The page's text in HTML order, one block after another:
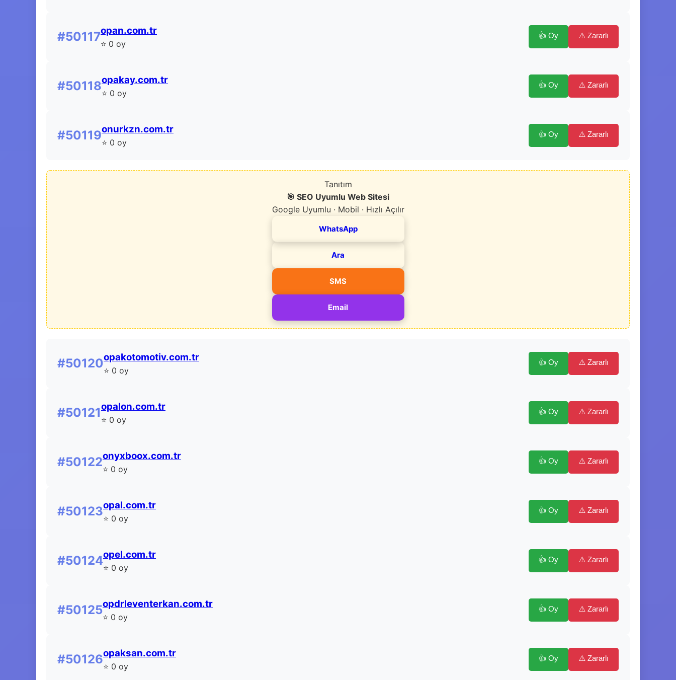
#50117opan.com.tr
⭐ 0 oy
👍 Oy ⚠️ Zararlı
#50118opakay.com.tr
⭐ 0 oy
👍 Oy ⚠️ Zararlı
#50119onurkzn.com.tr
⭐ 0 oy
👍 Oy ⚠️ Zararlı
Tanıtım
🎯 SEO Uyumlu Web Sitesi
Google Uyumlu · Mobil · Hızlı Açılır
WhatsApp
Ara
SMS
Email
#50120opakotomotiv.com.tr
⭐ 0 oy
👍 Oy ⚠️ Zararlı
#50121opalon.com.tr
⭐ 0 oy
👍 Oy ⚠️ Zararlı
#50122onyxboox.com.tr
⭐ 0 oy
👍 Oy ⚠️ Zararlı
#50123opal.com.tr
⭐ 0 oy
👍 Oy ⚠️ Zararlı
#50124opel.com.tr
⭐ 0 oy
👍 Oy ⚠️ Zararlı
#50125opdrleventerkan.com.tr
⭐ 0 oy
👍 Oy ⚠️ Zararlı
#50126opaksan.com.tr
⭐ 0 oy
👍 Oy ⚠️ Zararlı